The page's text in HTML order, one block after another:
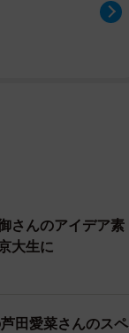
さんのアイデア素
大生に
田愛菜さんのスペ